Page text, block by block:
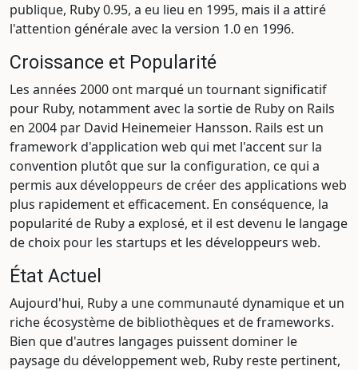
publique, Ruby 0.95, a eu lieu en 1995, mais il a attiré
l'attention générale avec la version 1.0 en 1996.
Croissance et Popularité
Les années 2000 ont marqué un tournant significatif
pour Ruby, notamment avec la sortie de Ruby on Rails
en 2004 par David Heinemeier Hansson. Rails est un
framework d'application web qui met l'accent sur la
convention plutôt que sur la configuration, ce qui a
permis aux développeurs de créer des applications web
plus rapidement et efficacement. En conséquence, la
popularité de Ruby a explosé, et il est devenu le langage
de choix pour les startups et les développeurs web.
État Actuel
Aujourd'hui, Ruby a une communauté dynamique et un
riche écosystème de bibliothèques et de frameworks.
Bien que d'autres langages puissent dominer le
paysage du développement web, Ruby reste pertinent,